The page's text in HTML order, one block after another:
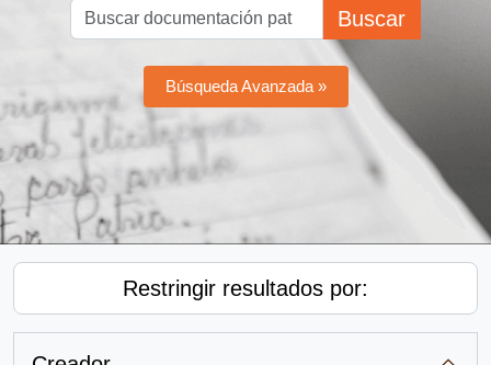
Buscar
Búsqueda Avanzada »
Restringir resultados por: